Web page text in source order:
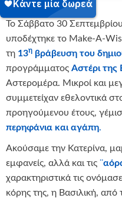
Το Σάββατο 30
υποδέχτηκε το Make-A-
τη 13η βράβευση του
προγράμματος Αστέρι της
Αστερομέρα. Μικροί και
συμμετείχαν εθελοντικά
προηγούμενου έτους,
περηφάνια και αγάπη.
Ακούσαμε την Κατερίνα,
εμφανείς, αλλά και τις ¨
χαρακτηριστικά τις
κόρης της, η Βασιλική,